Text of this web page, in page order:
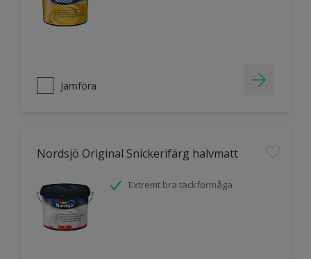
Jämföra
Nordsjö Original Snickerifärg halvmatt
Extremt bra täckförmåga